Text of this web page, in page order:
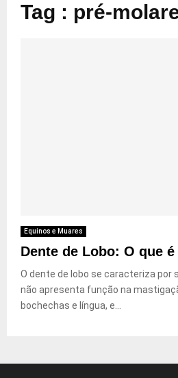
Tag : pré-
Equinos e Muares
Dente de Lobo: O que
O dente de lobo se caracteriza por
não apresenta função na
bochechas e língua, e...